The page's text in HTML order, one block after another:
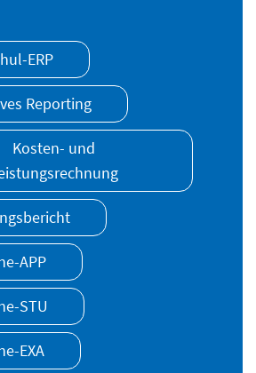
ERP
Reporting
Kosten- und
APP
STU
EXA